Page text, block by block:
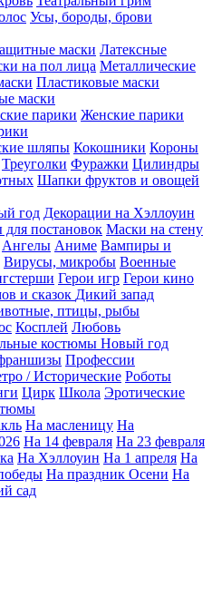
Усы, бороды, брови
маски Латексные
на пол лица Металлические
Пластиковые маски
маски
парики Женские парики
шляпы Кокошники Короны
Треуголки Фуражки Цилиндры
Шапки фруктов и овощей
год Декорации на Хэллоуин
постановок Маски на стену
Ангелы Аниме Вампиры и
Вирусы, микробы Военные
Герои игр Герои кино
и сказок Дикий запад
птицы, рыбы
Косплей Любовь
костюмы Новый год
Профессии
/ Исторические Роботы
Цирк Школа Эротические
На масленицу На
На 14 февраля На 23 февраля
На Хэллоуин На 1 апреля На
На праздник Осени На
сад